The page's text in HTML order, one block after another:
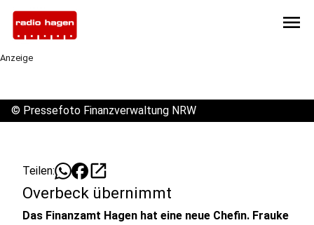
menu
Anzeige
© Pressefoto Finanzverwaltung NRW
Teilen: open_in_new
Overbeck übernimmt
Das Finanzamt Hagen hat eine neue Chefin. Frauke